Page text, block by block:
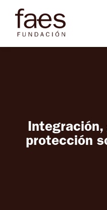
Integración,
protección